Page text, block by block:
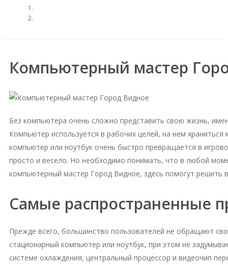
Компьютерный мастер
Без компьютера очень сложно представить свою жизнь,
Компьютер используется в рабочих целей, на нем
компьютер или ноутбук очень быстро превращается в
просто и весело. Но необходимо понимать, что в любой
компьютерный мастер Город Видное, здесь помогут решить
Самые распространенные
Прежде всего, большинство пользователей не обращают
стационарный компьютер или ноутбук, при этом не
системе охлаждения, центральный процессор и видеочип